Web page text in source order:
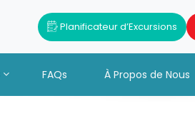
Planificateur d’Excursions
FAQs À Propos de Nous